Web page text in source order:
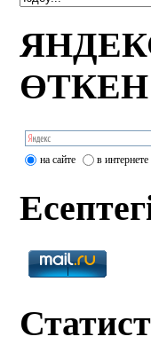
ӨТКЕН
на сайте в интернете